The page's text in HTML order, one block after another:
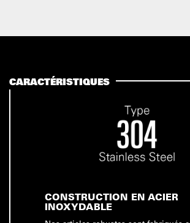
CARACTÉRISTIQUES
CONSTRUCTION EN ACIER
INOXYDABLE